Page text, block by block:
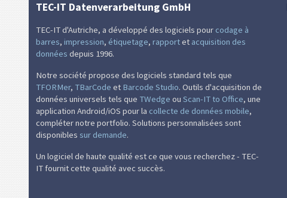
TEC-IT Datenverarbeitung GmbH
TEC-IT d'Autriche, a développé des logiciels pour codage à
barres, impression, étiquetage, rapportet acquisition des
données depuis 1996.
Notre société propose des logiciels standard tels que
TFORMer, TBarCode et Barcode Studio. Outils d'acquisition de
données universels tels que TWedge ou Scan-IT to Office, une
application Android/iOS pour la collecte de données mobile,
compléter notre portfolio. Solutions personnalisées sont
disponibles sur demande.
Un logiciel de haute qualité est ce que vous recherchez - TEC-
IT fournit cette qualité avec succès.